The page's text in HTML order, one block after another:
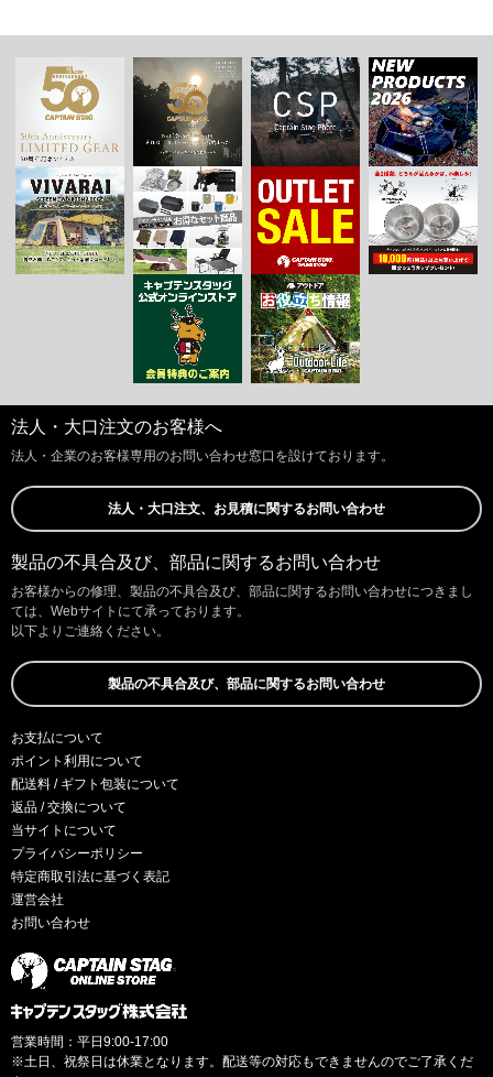
法人・大口注文のお客様へ
法人・企業のお客様専用のお問い合わせ窓口を設けております。
法人・大口注文、お見積に関するお問い合わせ
製品の不具合及び、部品に関するお問い合わせ
お客様からの修理、製品の不具合及び、部品に関するお問い合わせにつきまし
ては、Webサイトにて承っております。
以下よりご連絡ください。
製品の不具合及び、部品に関するお問い合わせ
お支払について
ポイント利用について
配送料 / ギフト包装について
返品 / 交換について
当サイトについて
プライバシーポリシー
特定商取引法に基づく表記
運営会社
お問い合わせ
営業時間：平日9:00-17:00
※土日、祝祭日は休業となります。配送等の対応もできませんのでご了承くだ